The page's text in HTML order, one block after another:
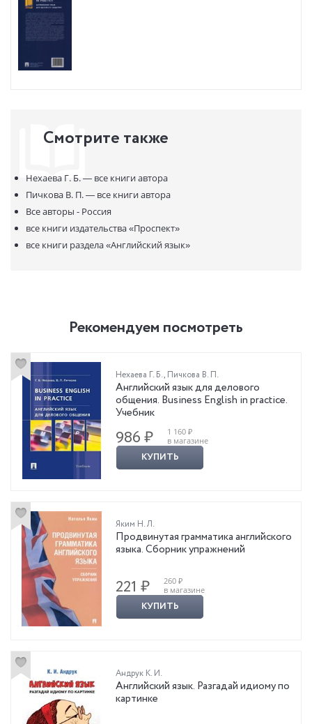
Все тексты, представленные в учебнике, аутентичны и являются
образцами современного делового английского языка. В
широком наборе писем на английском и русском языках
целью дать обучающимся адекватную информацию по
Учебник может быть использован как основной материал в
ориентации, а также как дополнительный материал.
Смотрите также
Нехаева Г. Б. — все книги автора
Пичкова В. П. — все книги автора
Все авторы - Россия
все книги издательства«Проспект»
все книги раздела«Английский язык»
Рекомендуем посмотреть
Нехаева Г. Б., Пичкова В. П.
Английский язык для делового
общения. Business English in practice.
Учебник
986 ₽
1 160 ₽
в магазине
КУПИТЬ
Яким Н. Л.
Продвинутая грамматика английского
языка. Сборник упражнений
221 ₽
260 ₽
в магазине
КУПИТЬ
Андрук К. И.
Английский язык. Разгадай идиому по
картинке